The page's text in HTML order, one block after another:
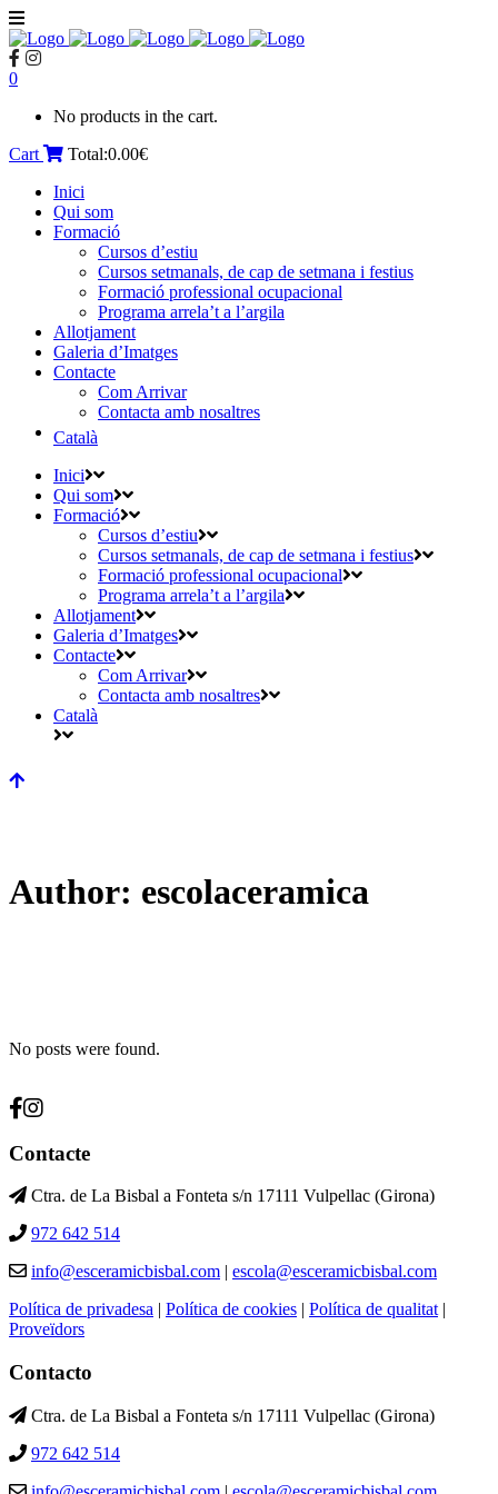
0
No products in the cart.
Cart
Total:0.00€
Inici
Qui som
Formació
Cursos d’estiu
Cursos setmanals, de cap de setmana i festius
Formació professional ocupacional
Programa arrela’t a l’argila
Allotjament
Galeria d’Imatges
Contacte
Com Arrivar
Contacta amb nosaltres
Català
Inici
Qui som
Formació
Cursos d’estiu
Cursos setmanals, de cap de setmana i festius
Formació professional ocupacional
Programa arrela’t a l’argila
Allotjament
Galeria d’Imatges
Contacte
Com Arrivar
Contacta amb nosaltres
Català
Author: escolaceramica
No posts were found.
Contacte
Ctra. de La Bisbal a Fonteta s/n 17111 Vulpellac (Girona)
972 642 514
info@esceramicbisbal.com | escola@esceramicbisbal.com
Política de privadesa | Política de cookies | Política de qualitat|
Proveïdors
Contacto
Ctra. de La Bisbal a Fonteta s/n 17111 Vulpellac (Girona)
972 642 514